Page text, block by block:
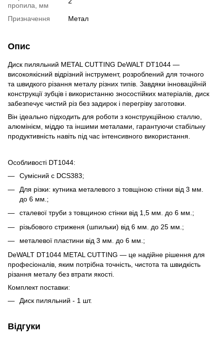
пропила, мм
Призначення Метал
Опис
Диск пиляльний METAL CUTTING DeWALT DT1044 —
високоякісний відрізний інструмент, розроблений для точного
та швидкого різання металу різних типів. Завдяки інноваційній
конструкції зубців і використанню зносостійких матеріалів, диск
забезпечує чистий різ без задирок і перегріву заготовки.
Він ідеально підходить для роботи з конструкційною сталлю,
алюмінієм, міддю та іншими металами, гарантуючи стабільну
продуктивність навіть під час інтенсивного використання.
Особливості DT1044:
Сумісний с DCS383;
Для різки: кутника металевого з товщіною стінки від 3 мм.
до 6 мм.;
сталевої труби з товщиною стінки від 1,5 мм. до 6 мм.;
різьбового стриженя (шпильки) від 6 мм. до 25 мм.;
металевої пластини від 3 мм. до 6 мм.;
DeWALT DT1044 METAL CUTTING — це надійне рішення для
професіоналів, яким потрібна точність, чистота та швидкість
різання металу без втрати якості.
Комплект поставки:
Диск пиляльний - 1 шт.
Відгуки